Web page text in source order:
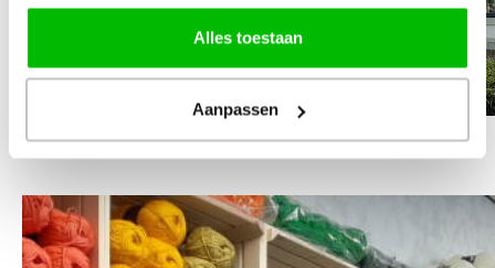
Alles toestaan
Aanpassen